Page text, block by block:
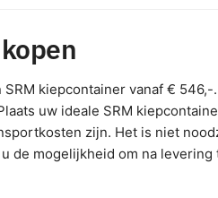
kiepcontainer vanaf €
uw ideale SRM
zijn. Het is niet
de mogelijkheid om na levering